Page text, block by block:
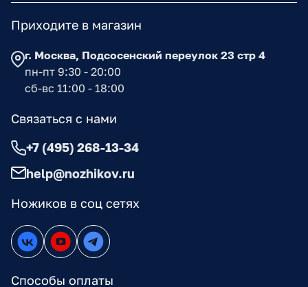
Ножиков в соц сетях
Способы оплаты
Приходите в магазин
г. Москва, Подсосенский переулок 23 стр 4
пн-пт 9:30 - 20:00
сб-вс 11:00 - 18:00
Связаться с нами
+7 (495) 268-13-34
help@nozhikov.ru